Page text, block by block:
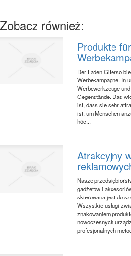
Zobacz również:
Produkte
Der Laden Giferso
Werbekampagne. In
Werbewerkzeuge
Gegenstände. Das
ist, dass sie sehr
ist, um Menschen
höc...
Atrakcyjny
Nasze
gadżetów i
skierowana jest do
Wszystkie usługi
znakowaniem
nowoczesnych
profesjonalnych